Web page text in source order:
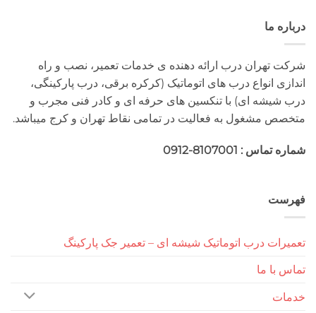
جنت
آباد
جک
درب
برقی
سعادت
آباد
ما
درب ارائه دهنده ی خدمات تعمیر، نصب و راه
انواع درب های اتوماتیک (کرکره برقی، درب پارکینگی،
ای) با تنکسین های حرفه ای و کادر فنی مجرب و
مشغول به فعالیت در تمامی نقاط تهران و کرج میباشد.
: 8107001-0912
درب اتوماتیک شیشه ای – تعمیر جک پارکینگ
ما